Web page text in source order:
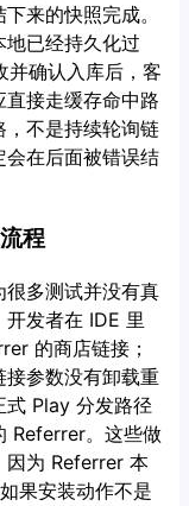
来的快照完成。
已经持久化过
并确认入库后，客
直接走缓存命中路
不是持续轮询链
会在后面被错误结
程
多测试并没有真
发者在 IDE 里
的商店链接；
参数没有卸载重
式 Play 分发路径
Referrer。这些做
因为 Referrer 本
果安装动作不是